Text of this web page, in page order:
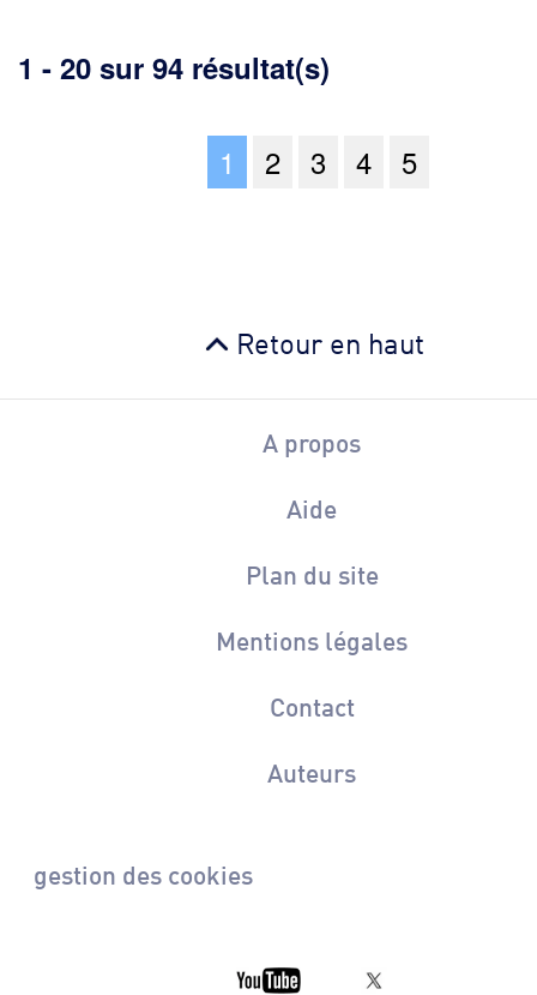
1 - 20 sur 94 résultat(s)
1 2 3 4 5
Retour en haut
A propos
Aide
Plan du site
Mentions légales
Contact
Auteurs
gestion des cookies